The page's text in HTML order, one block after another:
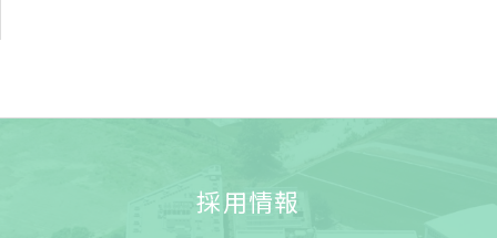
採用情報